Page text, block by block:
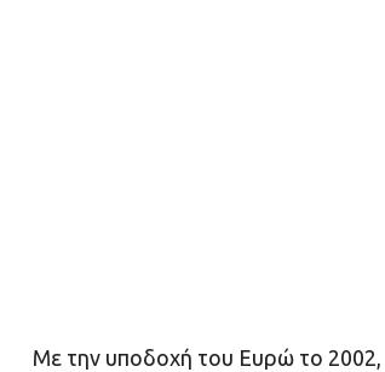
Με την υποδοχή του Ευρώ το 2002,